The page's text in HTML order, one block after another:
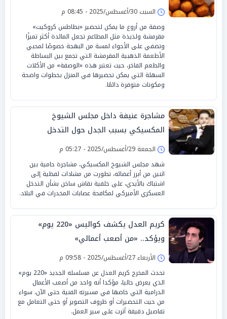
السبت 30/أغسطس/2025 - 08:45 م
وصفة من أروع ما يمكن لتحضير «بطاطس كروكيت»
مقرمشة ولذيذة مثل المطاعم تجعل المائدة أكثر تميزًا
وتضفي على الأجواء لمسة من البهجة خصوصًا لمحبي
الأطعمة الذهبية المقرمشة التي تجمع بين البساطة
والطعم الفاخر، حيث تعتبر هذه «الوصفة» من الأكلات
السهلة التي يمكن تحضيرها في المنزل بخطوات واضحة
ومكونات متوفرة دائمًا.
مشاجرة عنيفة داخل مجلس الشيوخ
المكسيكي بسبب الجدل حول التدخل
العسكري الأميركي
الجمعة 29/أغسطس/2025 - 05:27 م
شهد مجلس الشيوخ المكسيكي، مشاجرة حامية بين
اثنين من أبرز أعضائه، تطورت من مشادات لفظية إلى
اشتباك بالأيدي، على خلفية نقاش ساخن بشأن التدخل
العسكري الأميركي لمكافحة عصابات المخدرات في البلاد.
كريم العدل يكشف كواليس «220 يوم»
ويؤكد.. «من أصعب أعمالي»
الأربعاء 27/أغسطس/2025 - 09:58 م
تحدث المخرج كريم العدل عن مسلسله الجديد «220 يوم»
الذي يعرض حاليا، مؤكدا أنه واحد من أصعب الأعمال
الدرامية التي خاضها في مسيرته الفنية حتى الآن، سواء
من حيث التحضيرات أو ظروف التصوير أو حتى التعامل مع
تفاصيل دقيقة أثرت على سير العمل.